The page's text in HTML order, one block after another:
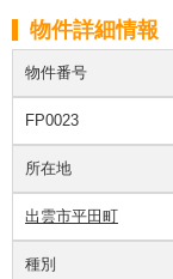
物件詳細情報
物件番号
FP0023
所在地
出雲市平田町
種別